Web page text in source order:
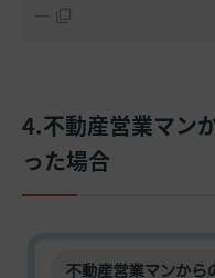
ー
4.不動産営業マン
った場合